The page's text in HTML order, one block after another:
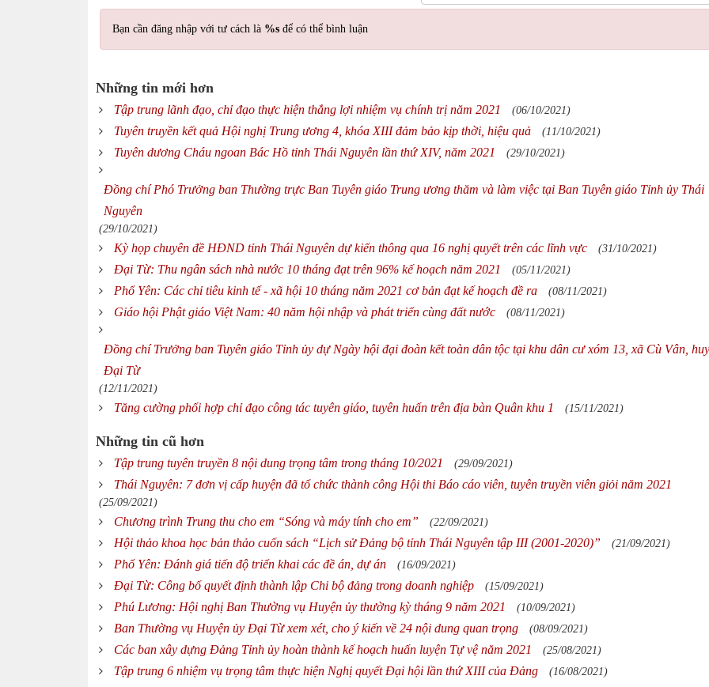
Bạn cần đăng nhập với tư cách là %s để có thể bình luận
Những tin mới hơn
Tập trung lãnh đạo, chỉ đạo thực hiện thắng lợi nhiệm vụ chính trị năm 2021 (06/10/2021)
Tuyên truyền kết quả Hội nghị Trung ương 4, khóa XIII đảm bảo kịp thời, hiệu quả (11/10/2021)
Tuyên dương Cháu ngoan Bác Hồ tỉnh Thái Nguyên lần thứ XIV, năm 2021 (29/10/2021)
Đồng chí Phó Trưởng ban Thường trực Ban Tuyên giáo Trung ương thăm và làm việc tại Ban Tuyên giáo Tỉnh ủy Thái
Nguyên
(29/10/2021)
Kỳ họp chuyên đề HĐND tỉnh Thái Nguyên dự kiến thông qua 16 nghị quyết trên các lĩnh vực (31/10/2021)
Đại Từ: Thu ngân sách nhà nước 10 tháng đạt trên 96% kế hoạch năm 2021 (05/11/2021)
Phổ Yên: Các chỉ tiêu kinh tế - xã hội 10 tháng năm 2021 cơ bản đạt kế hoạch đề ra (08/11/2021)
Giáo hội Phật giáo Việt Nam: 40 năm hội nhập và phát triển cùng đất nước (08/11/2021)
Đồng chí Trưởng ban Tuyên giáo Tỉnh ủy dự Ngày hội đại đoàn kết toàn dân tộc tại khu dân cư xóm 13, xã Cù Vân,
Đại Từ
(12/11/2021)
Tăng cường phối hợp chỉ đạo công tác tuyên giáo, tuyên huấn trên địa bàn Quân khu 1 (15/11/2021)
Những tin cũ hơn
Tập trung tuyên truyền 8 nội dung trọng tâm trong tháng 10/2021 (29/09/2021)
Thái Nguyên: 7 đơn vị cấp huyện đã tổ chức thành công Hội thi Báo cáo viên, tuyên truyền viên giỏi năm 2021
(25/09/2021)
Chương trình Trung thu cho em “Sóng và máy tính cho em” (22/09/2021)
Hội thảo khoa học bản thảo cuốn sách “Lịch sử Đảng bộ tỉnh Thái Nguyên tập III (2001-2020)” (21/09/2021)
Phổ Yên: Đánh giá tiến độ triển khai các đề án, dự án (16/09/2021)
Đại Từ: Công bố quyết định thành lập Chi bộ đảng trong doanh nghiệp (15/09/2021)
Phú Lương: Hội nghị Ban Thường vụ Huyện ủy thường kỳ tháng 9 năm 2021 (10/09/2021)
Ban Thường vụ Huyện ủy Đại Từ xem xét, cho ý kiến về 24 nội dung quan trọng (08/09/2021)
Các ban xây dựng Đảng Tỉnh ủy hoàn thành kế hoạch huấn luyện Tự vệ năm 2021 (25/08/2021)
Tập trung 6 nhiệm vụ trọng tâm thực hiện Nghị quyết Đại hội lần thứ XIII của Đảng (16/08/2021)